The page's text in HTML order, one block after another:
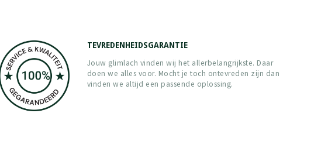
TEVREDENHEIDSGARANTIE
Jouw glimlach vinden wij het allerbelangrijkste. Daar
doen we alles voor. Mocht je toch ontevreden zijn dan
vinden we altijd een passende oplossing.